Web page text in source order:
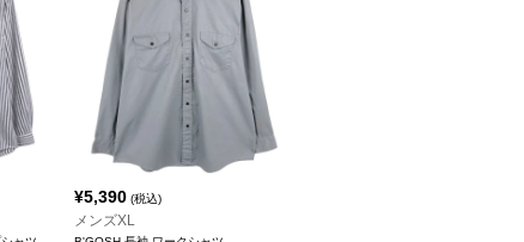
¥5,390 (税込)
メンズXL